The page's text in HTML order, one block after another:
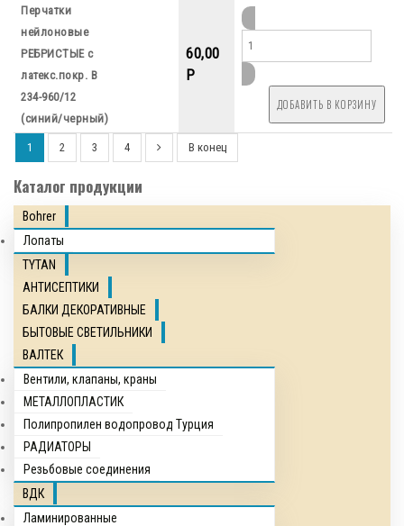
Перчатки
нейлоновые
РЕБРИСТЫЕ с
латекс.покр. В
234-960/12
(синий/черный)
60,00
P
1 2 3 4 В конец
Каталог продукции
Bohrer
Лопаты
TYTAN
АНТИСЕПТИКИ
БАЛКИ ДЕКОРАТИВНЫЕ
БЫТОВЫЕ СВЕТИЛЬНИКИ
ВАЛТЕК
Вентили, клапаны, краны
МЕТАЛЛОПЛАСТИК
Полипропилен водопровод Турция
РАДИАТОРЫ
Резьбовые соединения
ВДК
Ламинированные